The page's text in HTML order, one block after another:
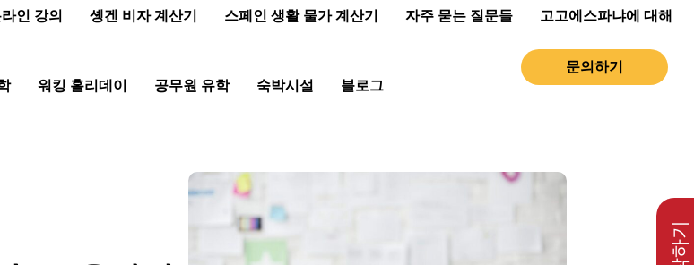
인 강의 솅겐 비자 계산기 스페인 생활 물가 계산기 자주 묻는 질문들 고고에스파냐에 대해
워킹 홀리데이 공무원 유학 숙박시설 블로그
문의하기